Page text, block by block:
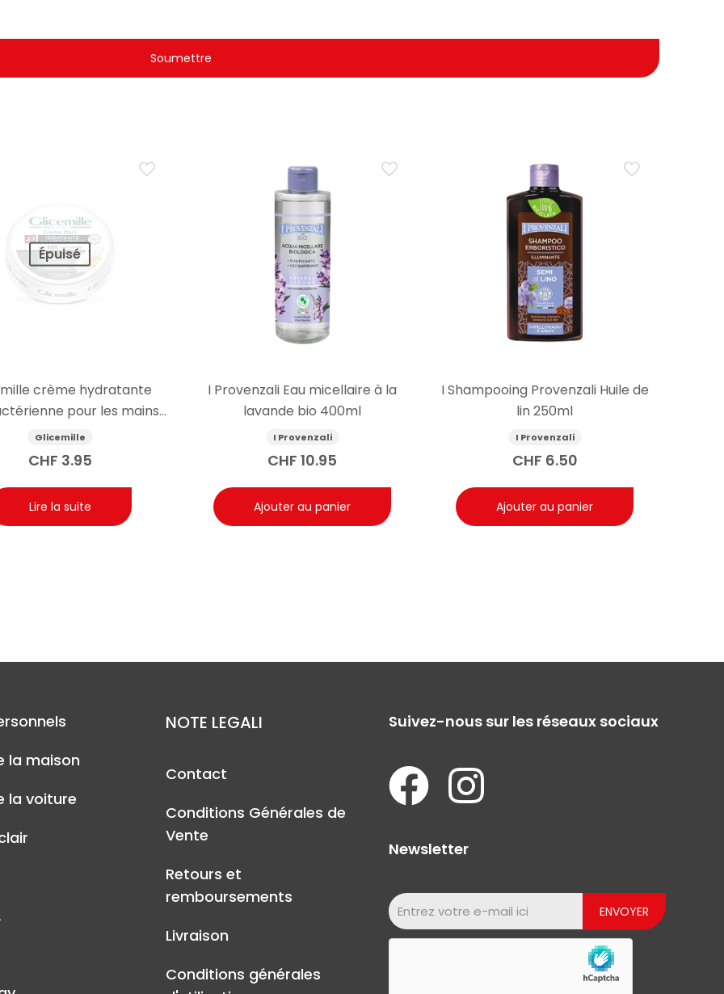
Épuisé
crème hydratante
pour les mains
prébiotique 100 ml
Glicemille
CHF 3.95
Lire la suite
I Provenzali Eau micellaire à la
lavande bio 400ml
I Provenzali
CHF 10.95
Ajouter au panier
I Shampooing Provenzali Huile de
lin 250ml
I Provenzali
CHF 6.50
Ajouter au panier
la maison
la voiture
NOTE LEGALI
Contact
Conditions Générales de
Vente
Retours et
remboursements
Livraison
Conditions générales
Suivez-nous sur les réseaux sociaux
Newsletter